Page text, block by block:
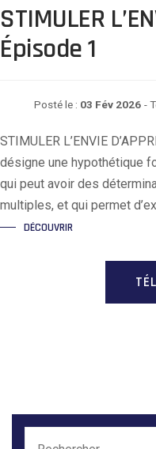
STIMULER
Épisode 1
Posté le : 03 Fév 2026 -
STIMULER L’ENVIE
désigne une hypothétique
qui peut avoir des
multiples, et qui permet
DÉCOUVRIR